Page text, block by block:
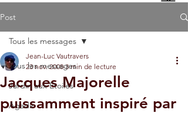
Post
Tous les messages
Jardin aux Etoiles
Agadir
Tous les messages
Jacques Majorelle
puissamment inspiré par
Jean-Luc Vautravers
23 nov. 2008 3 min de lecture